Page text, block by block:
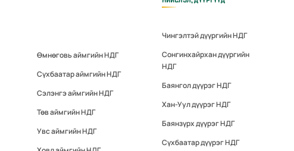
Өмнөговь аймгийн НДГ
Сүхбаатар аймгийн НДГ
Сэлэнгэ аймгийн НДГ
Төв аймгийн НДГ
Увс аймгийн НДГ
Чингэлтэй дүүргийн НДГ
Сонгинхайрхан дүүргийн
НДГ
Баянгол дүүрэг НДГ
Хан-Уул дүүрэг НДГ
Баянзүрх дүүрэг НДГ
Сүхбаатар дүүрэг НДГ